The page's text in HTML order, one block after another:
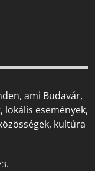
ami Budavár,
lokális események,
kultúra